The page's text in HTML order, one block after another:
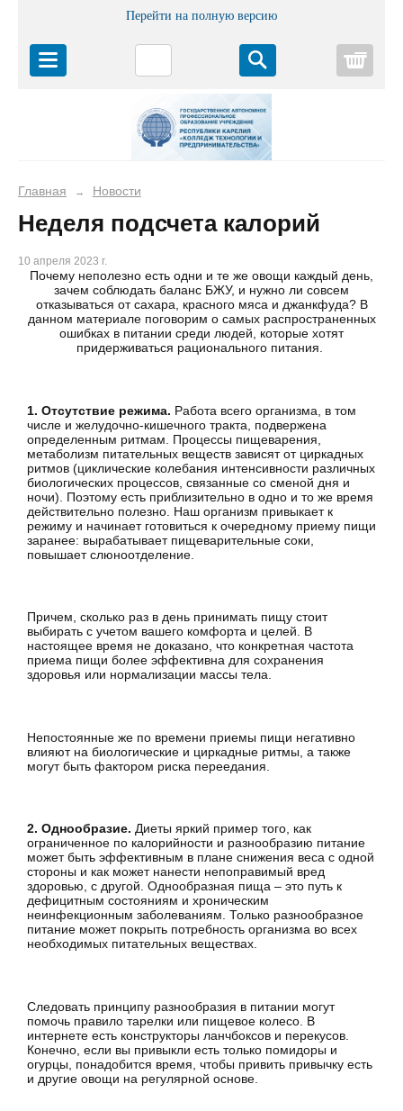
Перейти на полную версию
Главная → Новости
Неделя подсчета калорий
10 апреля 2023 г.
Почему неполезно есть одни и те же овощи каждый день,
зачем соблюдать баланс БЖУ, и нужно ли совсем
отказываться от сахара, красного мяса и джанкфуда? В
данном материале поговорим о самых распространенных
ошибках в питании среди людей, которые хотят
придерживаться рационального питания.
1. Отсутствие режима. Работа всего организма, в том
числе и желудочно-кишечного тракта, подвержена
определенным ритмам. Процессы пищеварения,
метаболизм питательных веществ зависят от циркадных
ритмов (циклические колебания интенсивности различных
биологических процессов, связанные со сменой дня и
ночи). Поэтому есть приблизительно в одно и то же время
действительно полезно. Наш организм привыкает к
режиму и начинает готовиться к очередному приему пищи
заранее: вырабатывает пищеварительные соки,
повышает слюноотделение.
Причем, сколько раз в день принимать пищу стоит
выбирать с учетом вашего комфорта и целей. В
настоящее время не доказано, что конкретная частота
приема пищи более эффективна для сохранения
здоровья или нормализации массы тела.
Непостоянные же по времени приемы пищи негативно
влияют на биологические и циркадные ритмы, а также
могут быть фактором риска переедания.
2. Однообразие. Диеты яркий пример того, как
ограниченное по калорийности и разнообразию питание
может быть эффективным в плане снижения веса с одной
стороны и как может нанести непоправимый вред
здоровью, с другой. Однообразная пища – это путь к
дефицитным состояниям и хроническим
неинфекционным заболеваниям. Только разнообразное
питание может покрыть потребность организма во всех
необходимых питательных веществах.
Следовать принципу разнообразия в питании могут
помочь правило тарелки или пищевое колесо. В
интернете есть конструкторы ланчбоксов и перекусов.
Конечно, если вы привыкли есть только помидоры и
огурцы, понадобится время, чтобы привить привычку есть
и другие овощи на регулярной основе.